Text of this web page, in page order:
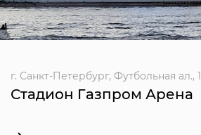
г. Санкт-Петербург, Футбольная ал., 1
Стадион Газпром Арена